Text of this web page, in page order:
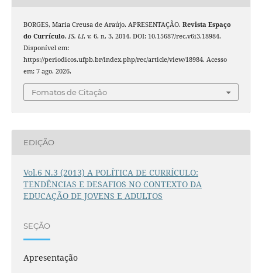
BORGES, Maria Creusa de Araújo. APRESENTAÇÃO. Revista Espaço
do Currículo, [S. l.], v. 6, n. 3, 2014. DOI: 10.15687/rec.v6i3.18984.
Disponível em:
https://periodicos.ufpb.br/index.php/rec/article/view/18984. Acesso
em: 7 ago. 2026.
Fomatos de Citação
EDIÇÃO
Vol.6 N.3 (2013) A POLÍTICA DE CURRÍCULO:
TENDÊNCIAS E DESAFIOS NO CONTEXTO DA
EDUCAÇÃO DE JOVENS E ADULTOS
SEÇÃO
Apresentação